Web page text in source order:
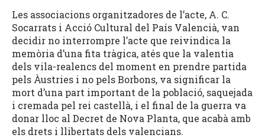
Les associacions organitzadores de l’acte, A. C.
Socarrats i Acció Cultural del País Valencià, van
decidir no interrompre l’acte que reivindica la
memòria d’una fita tràgica, atés que la valentia
dels vila-realencs del moment en prendre partida
pels Àustries i no pels Borbons, va significar la
mort d’una part important de la població, saquejada
i cremada pel rei castellà, i el final de la guerra va
donar lloc al Decret de Nova Planta, que acabà amb
els drets i llibertats dels valencians.